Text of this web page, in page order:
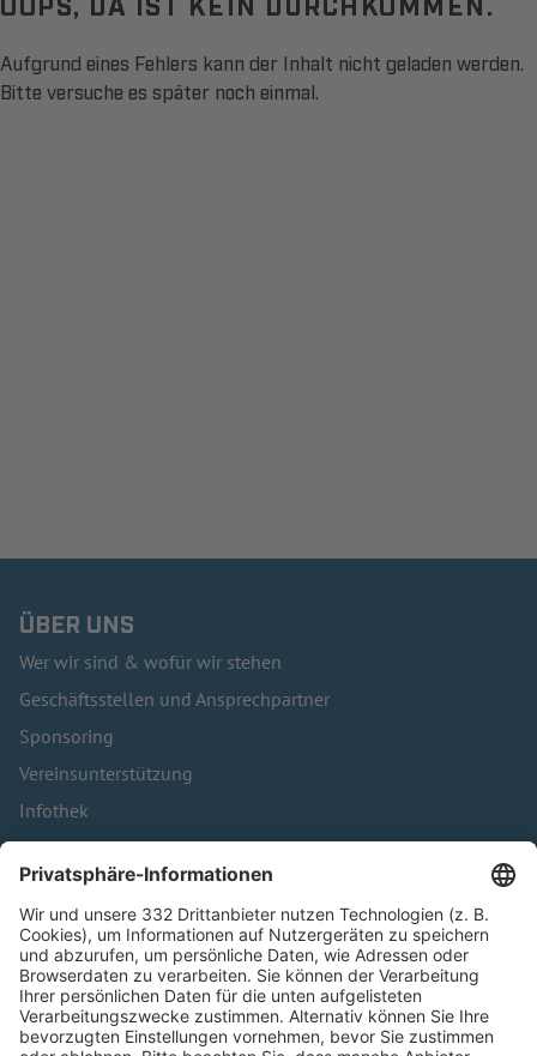
Aufgrund eines Fehlers kann der Inhalt nicht geladen werden.
Bitte versuche es später noch einmal.
ÜBER UNS
Wer wir sind & wofür wir stehen
Geschäftsstellen und Ansprechpartner
Sponsoring
Vereinsunterstützung
Infothek
Kontakt
HÄUFIG BESUCHTE SEITEN
Pässe und Vereinswechsel
Trainerausbildung
Schulungsangebot Vereinsmitarbeiter